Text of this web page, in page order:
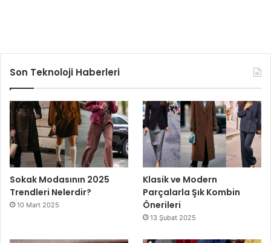
Son Teknoloji Haberleri
Sokak Modasının 2025
Trendleri Nelerdir?
10 Mart 2025
Klasik ve Modern
Parçalarla Şık Kombin
Önerileri
13 Şubat 2025